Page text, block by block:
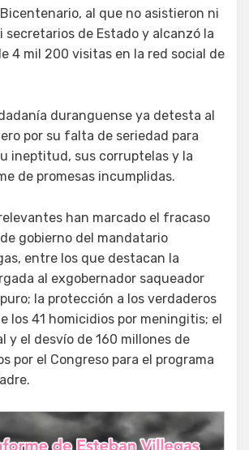
al que no asistieron ni
secretarios de Estado y alcanzó la
4 mil 200 visitas en la red social de
duranguense ya detesta al
por su falta de seriedad para
ineptitud, sus corruptelas y la
de promesas incumplidas.
han marcado el fracaso
gobierno del mandatario
entre los que destacan la
al exgobernador saqueador
la protección a los verdaderos
los 41 homicidios por meningitis; el
y el desvío de 160 millones de
por el Congreso para el programa